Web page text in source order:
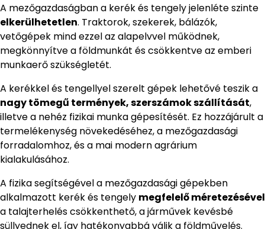
A mezőgazdaságban a kerék és tengely jelenléte szinte
elkerülhetetlen. Traktorok, szekerek, bálázók,
vetőgépek mind ezzel az alapelvvel működnek,
megkönnyítve a földmunkát és csökkentve az emberi
munkaerő szükségletét.
A kerékkel és tengellyel szerelt gépek lehetővé teszik a
nagy tömegű termények, szerszámok szállítását,
illetve a nehéz fizikai munka gépesítését. Ez hozzájárult a
termelékenység növekedéséhez, a mezőgazdasági
forradalomhoz, és a mai modern agrárium
kialakulásához.
A fizika segítségével a mezőgazdasági gépekben
alkalmazott kerék és tengely megfelelő méretezésével
a talajterhelés csökkenthető, a járművek kevésbé
süllyednek el, így hatékonyabbá válik a földművelés.